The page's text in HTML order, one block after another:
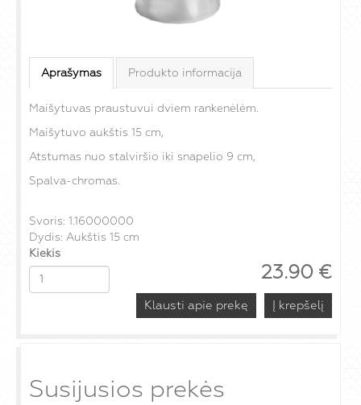
Aprašymas Produkto informacija
Maišytuvas praustuvui dviem rankenėlėm.
Maišytuvo aukštis 15 cm,
Atstumas nuo stalviršio iki snapelio 9 cm,
Spalva-chromas.
Svoris: 1.16000000
Dydis: Aukštis 15 cm
23.90 €
Kiekis
Klausti apie prekę
Susijusios prekės